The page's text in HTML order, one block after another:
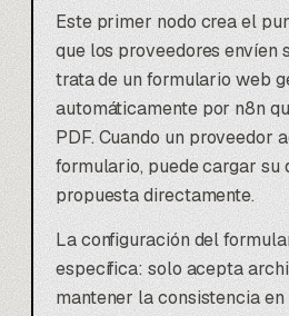
Este primer nodo crea el
que los proveedores envíen
trata de un formulario web
automáticamente por n8n
PDF. Cuando un proveedor
formulario, puede cargar su
propuesta directamente.
La configuración del
específica: solo acepta
mantener la consistencia